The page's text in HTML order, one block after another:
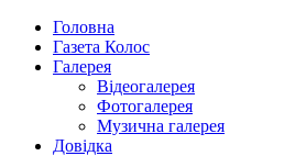
Головна
Газета Колос
Галерея
Відеогалерея
Фотогалерея
Музична галерея
Довідка